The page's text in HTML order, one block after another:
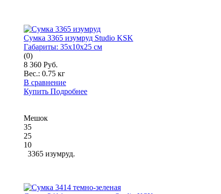
Сумка 3365 изумруд Studio KSK
Габариты: 35x10x25 см
(0)
8 360 Руб.
Вес.: 0.75 кг
В сравнение
Купить Подробнее
Мешок
35
25
10
3365 изумруд.